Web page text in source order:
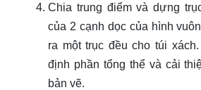
Chia trung điểm và dựng
của 2 cạnh dọc của hình
ra một trục đều cho túi
định phần tổng thể và cải
bản vẽ.